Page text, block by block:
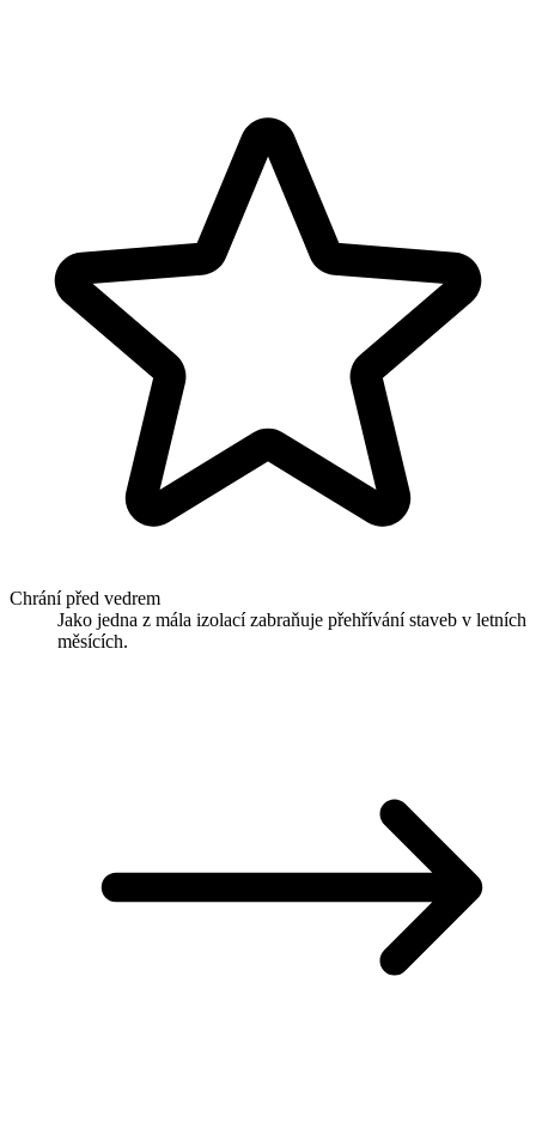
Chrání před vedrem
Jako jedna z mála izolací zabraňuje přehřívání staveb v letních
měsících.